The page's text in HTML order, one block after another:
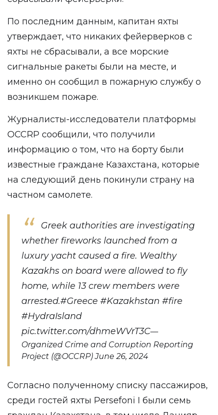
По последним данным, капитан яхты
утверждает, что никаких фейерверков с
яхты не сбрасывали, а все морские
сигнальные ракеты были на месте, и
именно он сообщил в пожарную службу о
возникшем пожаре.
Журналисты-исследователи платформы
OCCRP сообщили, что получили
информацию о том, что на борту были
известные граждане Казахстана, которые
на следующий день покинули страну на
частном самолете.
Greek authorities are investigating
whether fireworks launched from a
luxury yacht caused a fire. Wealthy
Kazakhs on board were allowed to fly
home, while 13 crew members were
arrested.#Greece #Kazakhstan #fire
#HydraIsland
pic.twitter.com/dhmeWVrT3C—
Organized Crime and Corruption Reporting
Project (@OCCRP)June 26, 2024
Согласно полученному списку пассажиров,
среди гостей яхты Persefoni I были семь